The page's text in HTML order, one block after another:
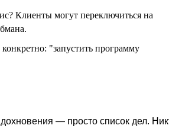
Клиенты могут переключиться на
"запустить программу
— просто список дел.